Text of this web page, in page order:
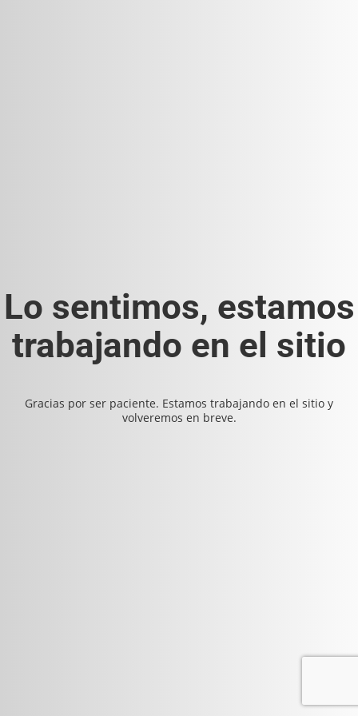
Lo sentimos, estamos
trabajando en el sitio
Gracias por ser paciente. Estamos trabajando en el sitio y
volveremos en breve.